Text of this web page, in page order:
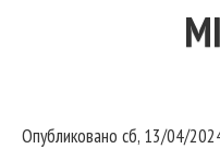
Опубликовано сб, 13/04/